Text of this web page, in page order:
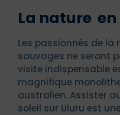
La nature
Les passionnés de
sauvages ne seront
visite indispensable
magnifique
australien. Assister
soleil sur Uluru est